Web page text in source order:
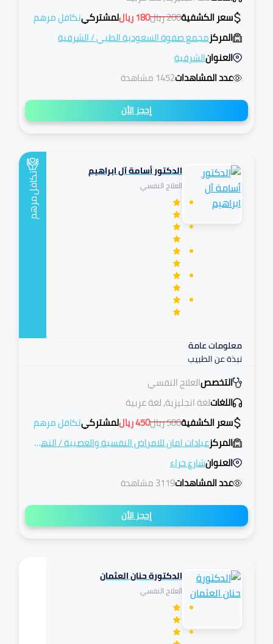
سعر الكشفية200ريال180رياللمشتركيتكافل مرهم
المركزمجمع صفوة السعودية الطبي/الشرفية
العنوانالشرفية
عدد المشاهدات1452 مشاهدة
إحجز الأن
الدكتور أسامة آل ابراهيم
العلاج النفسي تكافل
مرهم
معلومات عامة
نبذة عن الطبيب
التخصصالعلاج النفسي
اللغاتلغة انجليزية, لغة عربية
سعر الكشفية500ريال450رياللمشتركيتكافل مرهم
المركزعيادات امان للامراض النفسية والعصبية/النهضة
العنوانشارع حراء
عدد المشاهدات3119 مشاهدة
إحجز الأن
الدكتورة حنان العثمان
العلاج النفسي